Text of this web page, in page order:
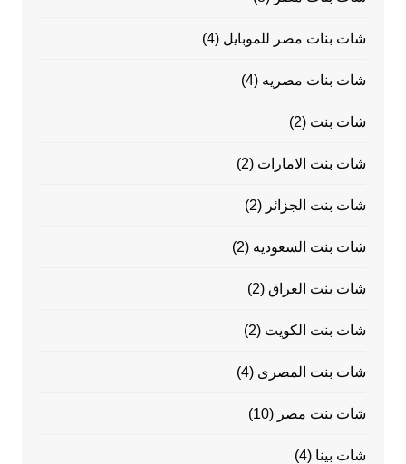
شات بنات مصر للموبايل (4)
شات بنات مصريه (4)
شات بنت (2)
شات بنت الامارات (2)
شات بنت الجزائر (2)
شات بنت السعوديه (2)
شات بنت العراق (2)
شات بنت الكويت (2)
شات بنت المصرى (4)
شات بنت مصر (10)
شات بينا (4)